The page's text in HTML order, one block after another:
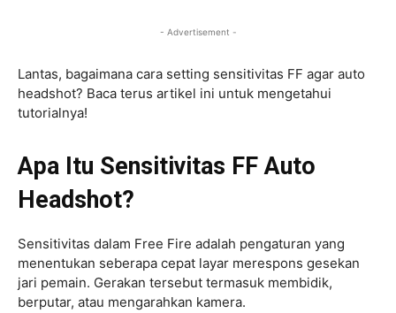
- Advertisement -
Lantas, bagaimana cara setting sensitivitas FF agar auto
headshot? Baca terus artikel ini untuk mengetahui
tutorialnya!
Apa Itu Sensitivitas FF Auto
Headshot?
Sensitivitas dalam Free Fire adalah pengaturan yang
menentukan seberapa cepat layar merespons gesekan
jari pemain. Gerakan tersebut termasuk membidik,
berputar, atau mengarahkan kamera.